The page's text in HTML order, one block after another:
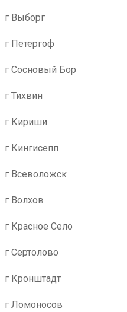
г Выборг
г Петергоф
г Сосновый Бор
г Тихвин
г Кириши
г Кингисепп
г Всеволожск
г Волхов
г Красное Село
г Сертолово
г Кронштадт
г Ломоносов